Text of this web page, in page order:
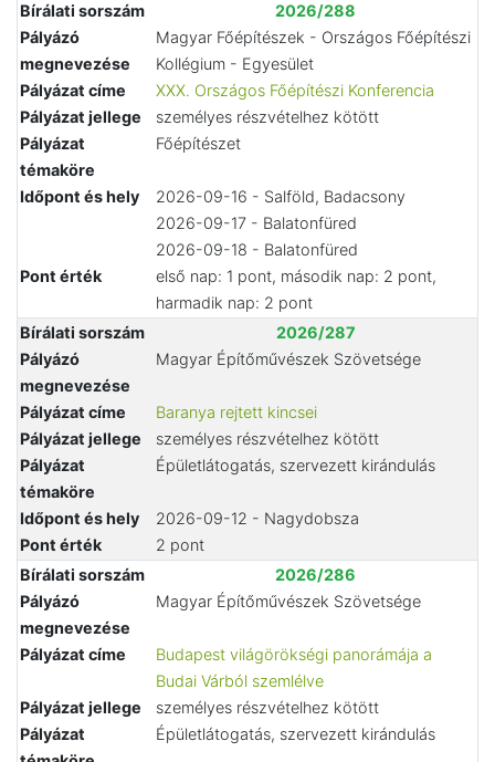
Bírálati sorszám
2026/288
Pályázó
megnevezése
Magyar Főépítészek - Országos Főépítészi
Kollégium - Egyesület
Pályázat címe
XXX. Országos Főépítészi Konferencia
Pályázat jellege
személyes részvételhez kötött
Pályázat
témaköre
Főépítészet
Időpont és hely
2026-09-16 - Salföld, Badacsony
2026-09-17 - Balatonfüred
2026-09-18 - Balatonfüred
Pont érték
első nap: 1 pont, második nap: 2 pont,
harmadik nap: 2 pont
Bírálati sorszám
2026/287
Pályázó
megnevezése
Magyar Építőművészek Szövetsége
Pályázat címe
Baranya rejtett kincsei
Pályázat jellege
személyes részvételhez kötött
Pályázat
témaköre
Épületlátogatás, szervezett kirándulás
Időpont és hely
2026-09-12 - Nagydobsza
Pont érték
2 pont
Bírálati sorszám
2026/286
Pályázó
megnevezése
Magyar Építőművészek Szövetsége
Pályázat címe
Budapest világörökségi panorámája a
Budai Várból szemlélve
Pályázat jellege
személyes részvételhez kötött
Pályázat
Épületlátogatás, szervezett kirándulás